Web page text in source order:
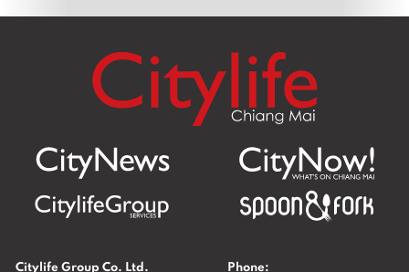
Citylife Group Co. Ltd.
Phone: